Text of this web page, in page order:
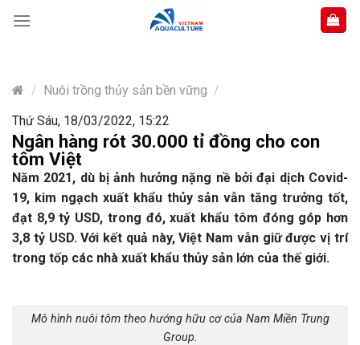
content
/ Nuôi trồng thủy sản bền vững /
Thứ Sáu, 18/03/2022, 15:22
Ngân hàng rót 30.000 tỉ đồng cho con
tôm Việt
Năm 2021, dù bị ảnh hưởng nặng nề bởi đại dịch Covid-
19, kim ngạch xuất khẩu thủy sản vẫn tăng trưởng tốt,
đạt 8,9 tỷ USD, trong đó, xuất khẩu tôm đóng góp hơn
3,8 tỷ USD. Với kết quả này, Việt Nam vẫn giữ được vị trí
trong tốp các nhà xuất khẩu thủy sản lớn của thế giới.
Mô hình nuôi tôm theo hướng hữu cơ của Nam Miền Trung
Group.